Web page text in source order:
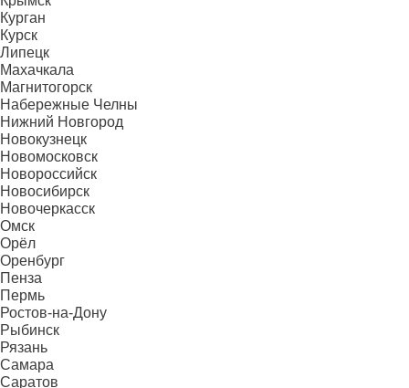
Курган
Курск
Липецк
Махачкала
Магнитогорск
Набережные Челны
Нижний Новгород
Новокузнецк
Новомосковск
Новороссийск
Новосибирск
Новочеркасск
Омск
Орёл
Оренбург
Пенза
Пермь
Ростов-на-Дону
Рыбинск
Рязань
Самара
Саратов